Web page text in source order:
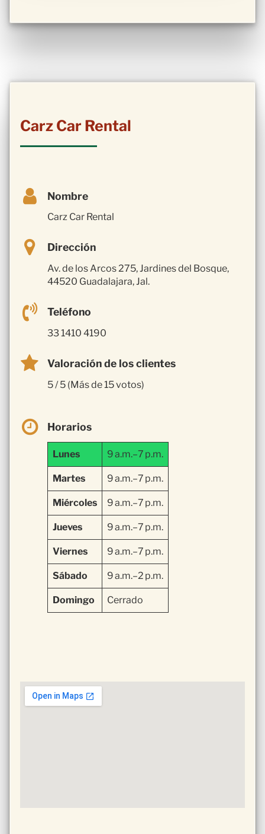
Carz Car Rental
Nombre
Carz Car Rental
Dirección
Av. de los Arcos 275, Jardines del Bosque,
44520 Guadalajara, Jal.
Teléfono
33 1410 4190
Valoración de los clientes
5 / 5 (Más de 15 votos)
Horarios
Lunes 9 a.m.–7 p.m.
Martes 9 a.m.–7 p.m.
Miércoles 9 a.m.–7 p.m.
Jueves 9 a.m.–7 p.m.
Viernes 9 a.m.–7 p.m.
Sábado 9 a.m.–2 p.m.
Domingo Cerrado